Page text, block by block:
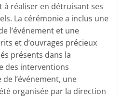
réaliser en détruisant ses
La cérémonie a inclus une
l’événement et une
et d’ouvrages précieux
présents dans la
des interventions
l’événement, une
organisée par la direction